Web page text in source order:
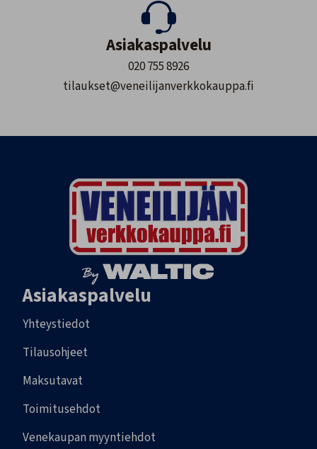
Asiakaspalvelu
020 755 8926
tilaukset@veneilijanverkkokauppa.fi
Asiakaspalvelu
Yhteystiedot
Tilausohjeet
Maksutavat
Toimitusehdot
Venekaupan myyntiehdot